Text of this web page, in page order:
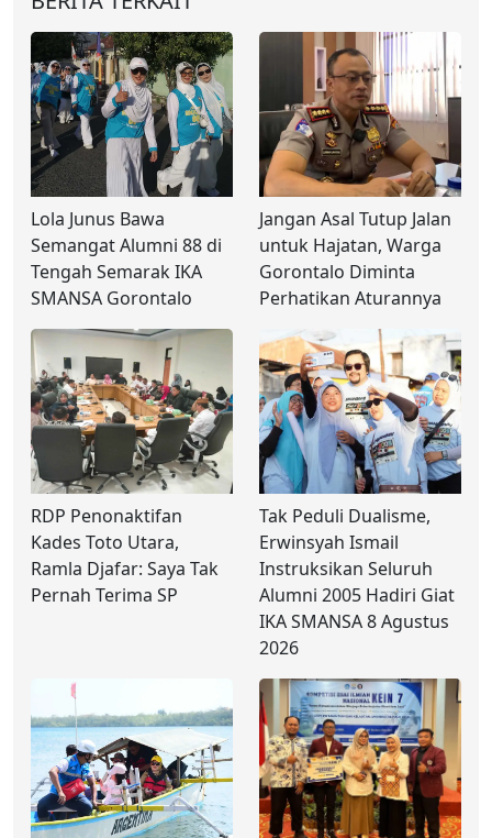
Lola Junus Bawa
Semangat Alumni 88 di
Tengah Semarak IKA
SMANSA Gorontalo
Jangan Asal Tutup Jalan
untuk Hajatan, Warga
Gorontalo Diminta
Perhatikan Aturannya
RDP Penonaktifan
Kades Toto Utara,
Ramla Djafar: Saya Tak
Pernah Terima SP
Tak Peduli Dualisme,
Erwinsyah Ismail
Instruksikan Seluruh
Alumni 2005 Hadiri Giat
IKA SMANSA 8 Agustus
2026